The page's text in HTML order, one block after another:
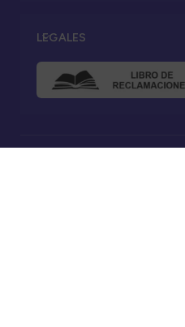
LEGALES